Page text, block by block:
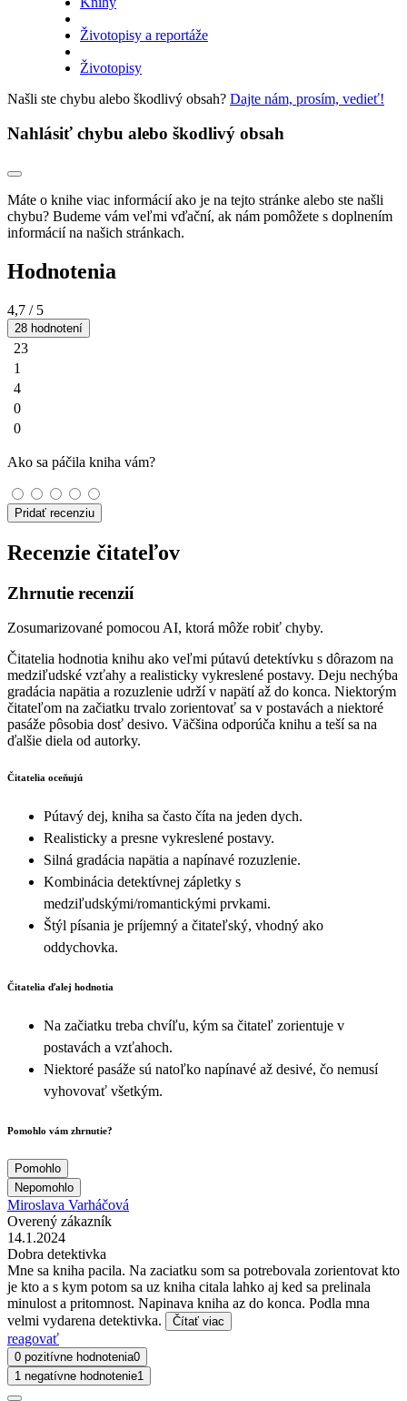
Životopisy a reportáže
Životopisy
Našli ste chybu alebo škodlivý obsah? Dajte nám, prosím, vedieť!
Nahlásiť chybu alebo škodlivý obsah
Máte o knihe viac informácií ako je na tejto stránke alebo ste našli
chybu? Budeme vám veľmi vďační, ak nám pomôžete s doplnením
informácií na našich stránkach.
Hodnotenia
4,7 / 5
28 hodnotení
23
1
4
0
0
Ako sa páčila kniha vám?
Pridať recenziu
Recenzie čitateľov
Zhrnutie recenzií
Zosumarizované pomocou AI, ktorá môže robiť chyby.
Čitatelia hodnotia knihu ako veľmi pútavú detektívku s dôrazom na
medziľudské vzťahy a realisticky vykreslené postavy. Deju nechýba
gradácia napätia a rozuzlenie udrží v napätí až do konca. Niektorým
čitateľom na začiatku trvalo zorientovať sa v postavách a niektoré
pasáže pôsobia dosť desivo. Väčšina odporúča knihu a teší sa na
ďalšie diela od autorky.
Čitatelia oceňujú
Pútavý dej, kniha sa často číta na jeden dych.
Realisticky a presne vykreslené postavy.
Silná gradácia napätia a napínavé rozuzlenie.
Kombinácia detektívnej zápletky s
medziľudskými/romantickými prvkami.
Štýl písania je príjemný a čitateľský, vhodný ako
oddychovka.
Čitatelia ďalej hodnotia
Na začiatku treba chvíľu, kým sa čitateľ zorientuje v
postavách a vzťahoch.
Niektoré pasáže sú natoľko napínavé až desivé, čo nemusí
vyhovovať všetkým.
Pomohlo vám zhrnutie?
Pomohlo
Nepomohlo
Miroslava Varháčová
Overený zákazník
14.1.2024
Dobra detektivka
Mne sa kniha pacila. Na zaciatku som sa potrebovala zorientovat kto
je kto a s kym potom sa uz kniha citala lahko aj ked sa prelinala
minulost a pritomnost. Napinava kniha az do konca. Podla mna
velmi vydarena detektivka.
Čítať viac
reagovať
0 pozitívne hodnotenia0
1 negatívne hodnotenie1